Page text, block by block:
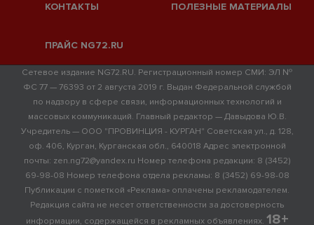
КОНТАКТЫ ПОЛЕЗНЫЕ МАТЕРИАЛЫ
ПРАЙС NG72.RU
Сетевое издание NG72.RU. Регистрационный номер СМИ: ЭЛ №
ФС 77 — 76393 от 2 августа 2019 г. Выдан Федеральной службой
по надзору в сфере связи, информационных технологий и
массовых коммуникаций. Главный редактор — Давыдова Ю.В.
Учредитель — ООО "ПРОВИНЦИЯ - КУРГАН" Советская ул., д. 128,
оф. 406, Курган, Курганская обл., 640018 Адрес электронной
почты: zen.ng72@yandex.ru Номер телефона редакции: 8 (3452)
69-98-08 Номер телефона отдела рекламы: 8 (3452) 69-98-08
Публикации с пометкой «Реклама» оплачены рекламодателем.
Редакция сайта не несет ответственности за достоверность
информации, содержащейся в рекламных объявлениях. 18+